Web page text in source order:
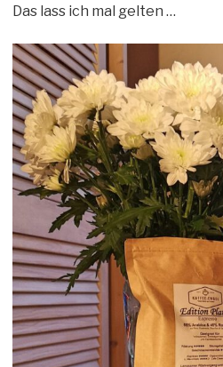
Das lass ich mal gelten …